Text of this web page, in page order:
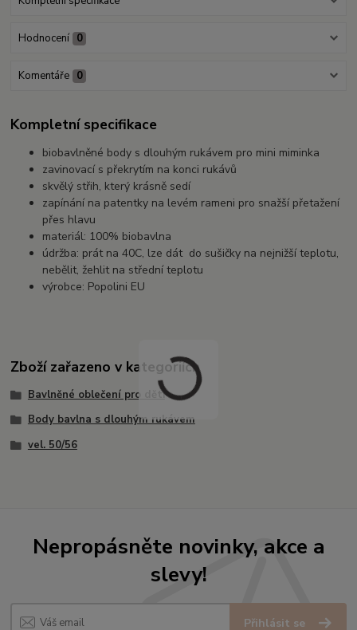
Hodnocení 0
Komentáře 0
Kompletní specifikace
biobavlněné body s dlouhým rukávem pro mini miminka
zavinovací s překrytím na konci rukávů
skvělý střih, který krásně sedí
zapínání na patentky na levém rameni pro snažší přetažení
přes hlavu
materiál: 100% biobavlna
údržba: prát na 40C, lze dát do sušičky na nejnižší teplotu,
nebělit, žehlit na střední teplotu
výrobce: Popolini EU
Zboží zařazeno v kategoriích
Bavlněné oblečení pro děti
Body bavlna s dlouhým rukávem
vel. 50/56
Nepropásněte novinky, akce a
slevy!
Přihlásit se